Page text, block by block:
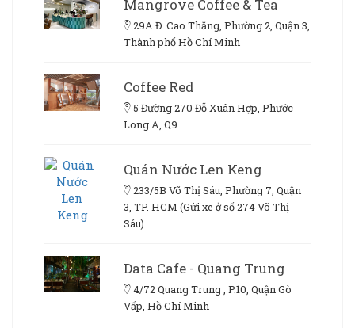
Mangrove Coffee & Tea
29A Đ. Cao Thắng, Phường 2, Quận 3,
Thành phố Hồ Chí Minh
Coffee Red
5 Đường 270 Đỗ Xuân Hợp, Phước
Long A, Q9
Quán Nước Len Keng
233/5B Võ Thị Sáu, Phường 7, Quận
3, TP. HCM (Gửi xe ở số 274 Võ Thị
Sáu)
Data Cafe - Quang Trung
4/72 Quang Trung , P.10, Quận Gò
Vấp, Hồ Chí Minh